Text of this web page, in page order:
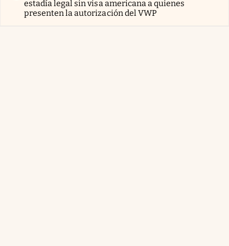
estadía legal sin visa americana a quienes
presenten la autorización del VWP